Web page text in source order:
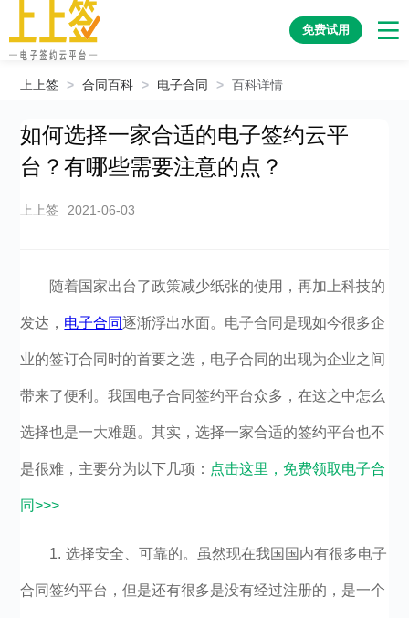
免费试用
上上签 > 合同百科 > 电子合同 > 百科详情
如何选择一家合适的电子签约云平
台？有哪些需要注意的点？
上上签 2021-06-03
随着国家出台了政策减少纸张的使用，再加上科技的
发达， 电子合同逐渐浮出水面。电子合同是现如今很多企
业的签订合同时的首要之选，电子合同的出现为企业之间
带来了便利。我国电子合同签约平台众多，在这之中怎么
选择也是一大难题。其实，选择一家合适的签约平台也不
是很难，主要分为以下几项： 点击这里，免费领取电子合
同>>>
1. 选择安全、可靠的。虽然现在我国国内有很多电子
合同签约平台，但是还有很多是没有经过注册的，是一个